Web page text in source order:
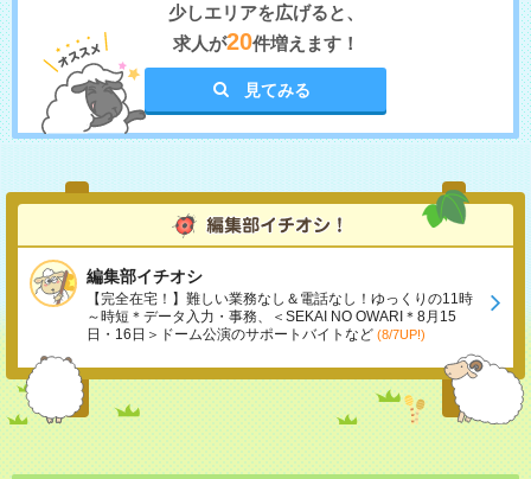
少しエリアを広げると、
求人が20件増えます！
見てみる
編集部イチオシ
【完全在宅！】難しい業務なし＆電話なし！ゆっくりの11時
～時短＊データ入力・事務、＜SEKAI NO OWARI＊8月15
日・16日＞ドーム公演のサポートバイトなど (8/7UP!)